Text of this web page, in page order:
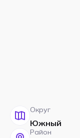
Округ
Южный
Район